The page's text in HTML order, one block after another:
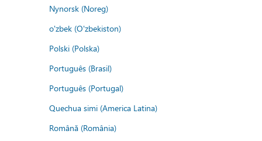
Nynorsk (Noreg)
o'zbek (O'zbekiston)
Polski (Polska)
Português (Brasil)
Português (Portugal)
Quechua simi (America Latina)
Română (România)